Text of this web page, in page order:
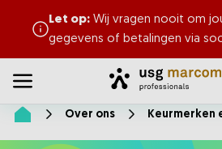
Let op: Wij vragen nooit om
gegevens of betalingen via
Toggle menu
Home
Over ons Keurmerken